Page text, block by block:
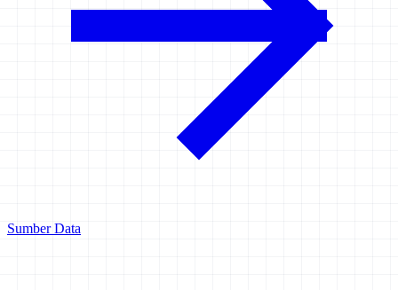
Sumber Data